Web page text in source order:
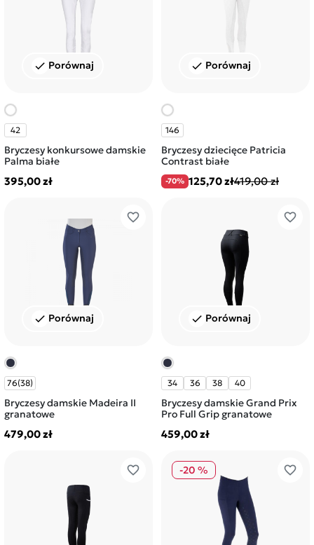
check Porównaj
42
Bryczesy konkursowe damskie
Palma białe
395,00 zł
check Porównaj
146
Bryczesy dziecięce Patricia
Contrast białe
-70% 125,70 zł419,00 zł
favorite_border
check Porównaj
76(38)
Bryczesy damskie Madeira II
granatowe
479,00 zł
favorite_border
check Porównaj
34 36 38 40
Bryczesy damskie Grand Prix
Pro Full Grip granatowe
459,00 zł
favorite_border favorite_border
-20 %